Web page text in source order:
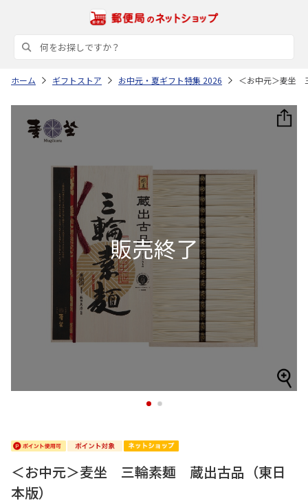
ホーム ギフトストア お中元・夏ギフト特集 2026 ＜お中元＞麦坐
1 2
＜お中元＞麦坐 三輪素麺 蔵出古品（東日
本版）